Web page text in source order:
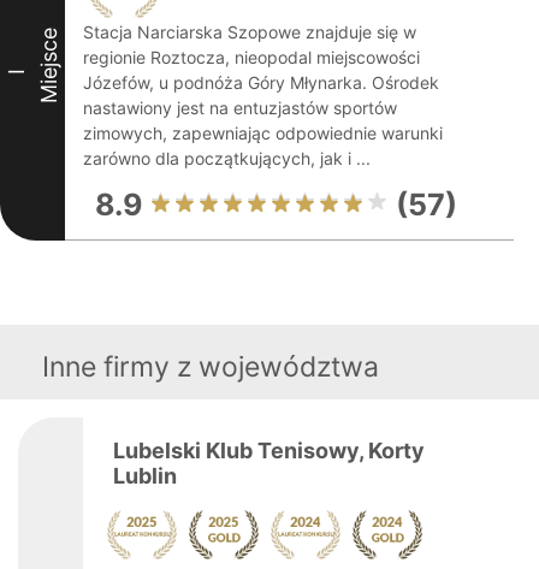
I Miejsce
Stacja Narciarska Szopowe znajduje się w
regionie Roztocza, nieopodal miejscowości
Józefów, u podnóża Góry Młynarka. Ośrodek
nastawiony jest na entuzjastów sportów
zimowych, zapewniając odpowiednie warunki
zarówno dla początkujących, jak i ...
8.9 (57)
Inne firmy z województwa
Lubelski Klub Tenisowy, Korty
Lublin